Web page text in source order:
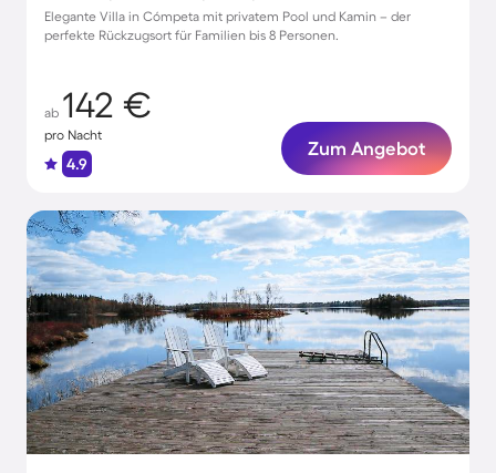
Elegante Villa in Cómpeta mit privatem Pool und Kamin – der
perfekte Rückzugsort für Familien bis 8 Personen.
ab 142 €
pro Nacht
4.9
Zum Angebot